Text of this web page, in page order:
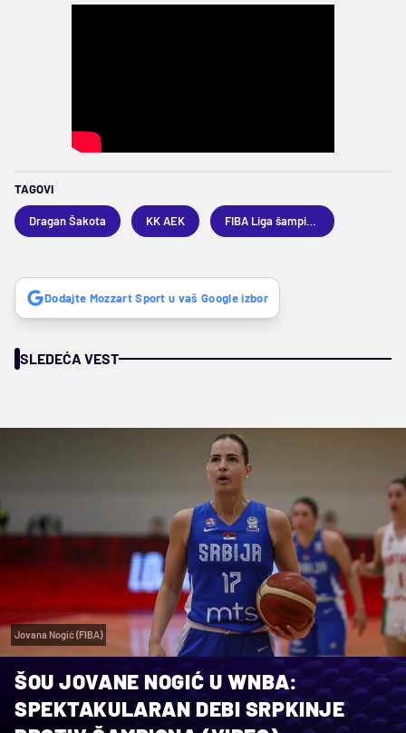
TAGOVI
Dragan Šakota KK AEK FIBA Liga šampiona
Dodajte Mozzart Sport u vaš Google izbor
SLEDEĆA VEST
Jovana Nogić (FIBA)
ŠOU JOVANE NOGIĆ U WNBA:
SPEKTAKULARAN DEBI SRPKINJE